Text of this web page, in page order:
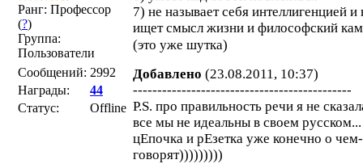
Ранг: Профессор
(?)
Группа:
Пользователи
Сообщений: 2992
Награды:
44
Статус:
Offline
7) не называет себя интеллигенцией и
ищет смысл жизни и философский
(это уже шутка)
Добавлено (23.08.2011, 10:37)
---------------------------------------------
P.S. про правильность речи я не
все мы не идеальны в своем
цЕпочка и рЕзетка уже конечно о
говорят)))))))))